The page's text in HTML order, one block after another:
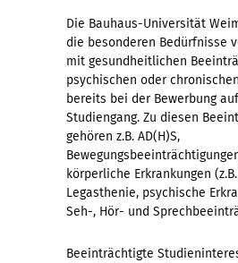
Die Bauhaus-Universität
die besonderen Bedürfnisse
mit gesundheitlichen
psychischen oder
bereits bei der Bewerbung
Studiengang. Zu diesen
gehören z.B. AD(H)S,
körperliche Erkrankungen
Legasthenie, psychische
Seh-, Hör- und
Beeinträchtigte